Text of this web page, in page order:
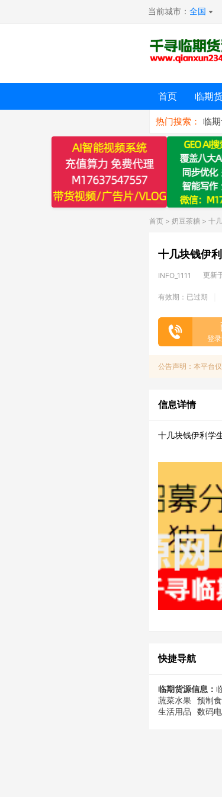
当前城市：全国
首页 临期
热门搜索： 临
首页 > 奶豆茶糖 > 十
十几块钱伊
INFO_1111 更新
有效期：已过期
登
公告声明：本平台
信息详情
十几块钱伊利学
快捷导航
临期货源信息：
蔬菜水果 预制
生活用品
数码